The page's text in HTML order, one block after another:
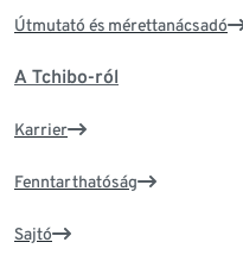
Útmutató és mérettanácsadó
A Tchibo-ról
Karrier
Fenntarthatóság
Sajtó